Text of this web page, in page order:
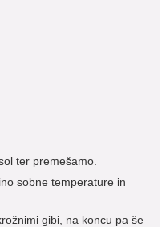
ter premešamo.
sobne temperature in
gibi, na koncu pa še